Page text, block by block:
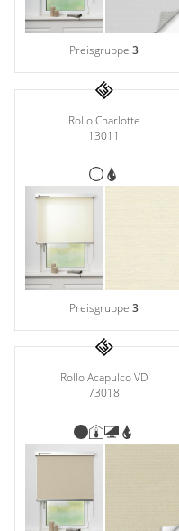
Preisgruppe3
Rollo Charlotte
13011
Preisgruppe3
Rollo Acapulco VD
73018